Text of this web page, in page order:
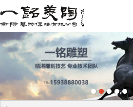
首页 关于我们 南阳雕塑厂 新闻动态